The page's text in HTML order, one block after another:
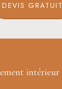
DEVIS GRATUIT
intérieur